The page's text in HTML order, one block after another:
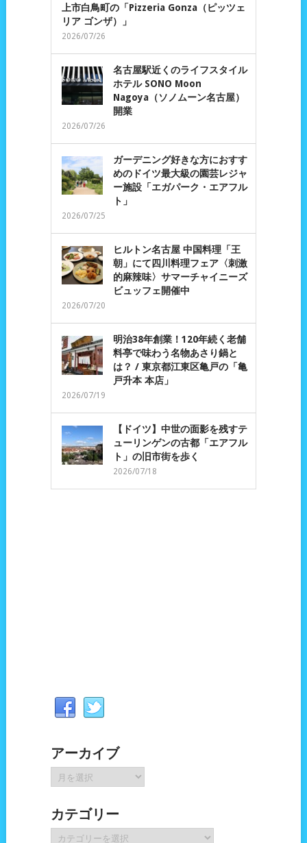
上市白鳥町の「Pizzeria Gonza（ピッツェ
リア ゴンザ）」
2026/07/26
名古屋駅近くのライフスタイル
ホテル SONO Moon
Nagoya（ソノムーン名古屋）
開業
2026/07/26
ガーデニング好きな方におすす
めのドイツ最大級の園芸レジャ
ー施設「エガパーク・エアフル
ト」
2026/07/25
ヒルトン名古屋 中国料理「王
朝」にて四川料理フェア〈刺激
的麻辣味〉サマーチャイニーズ
ビュッフェ開催中
2026/07/20
明治38年創業！120年続く老舗
料亭で味わう名物あさり鍋と
は？ / 東京都江東区亀戸の「亀
戸升本 本店」
2026/07/19
【ドイツ】中世の面影を残すテ
ューリンゲンの古都「エアフル
ト」の旧市街を歩く
2026/07/18
アーカイブ
ー
イ
ブ
カテゴリー